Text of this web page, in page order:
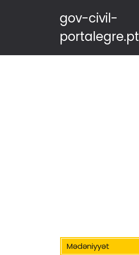
gov-civil-
portalegre.pt
Mədəniyyət